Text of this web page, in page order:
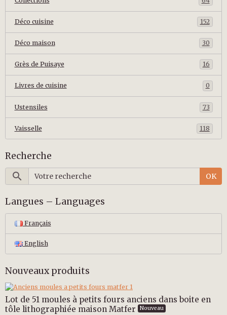
Déco cuisine 152
Déco maison 30
Grès de Puisaye 16
Livres de cuisine 0
Ustensiles 73
Vaisselle 118
Recherche
OK
Langues – Languages
Français
English
Nouveaux produits
Lot de 51 moules à petits fours anciens dans boite en
tôle lithographiée maison Matfer
Nouveau